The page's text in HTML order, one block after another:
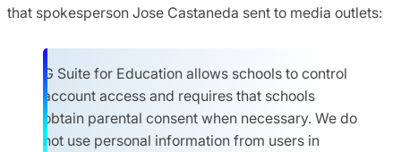
that spokesperson Jose Castaneda sent to media outlets:
G Suite for Education allows schools to control
account access and requires that schools
obtain parental consent when necessary. We do
not use personal information from users in